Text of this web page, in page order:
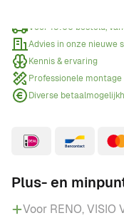
Voor 15:00 besteld,
Advies in onze nieuwe
Kennis & ervaring
Professionele
Diverse
Plus- en
Voor RENO, VISIO